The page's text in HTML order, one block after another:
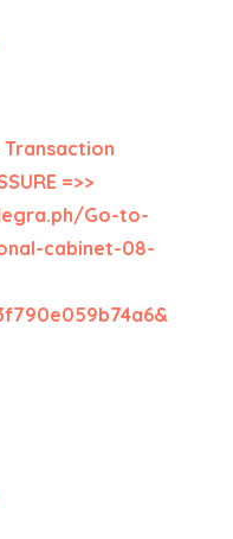
=>>
Go-to-
cabinet-08-